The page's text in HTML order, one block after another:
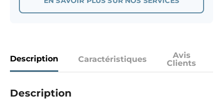
Description Caractéristiques
Avis
Clients
Description